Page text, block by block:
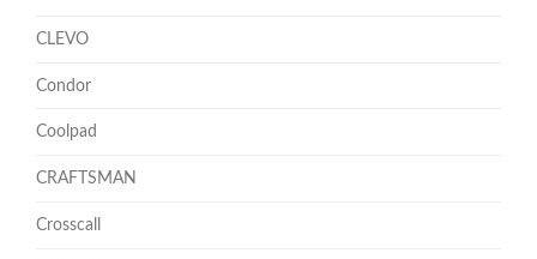
CLEVO
Condor
Coolpad
CRAFTSMAN
Crosscall